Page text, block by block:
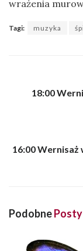
wrażenia
Tagi: muzyka
18:00
16:00 Wernisaż
PodobnePosty